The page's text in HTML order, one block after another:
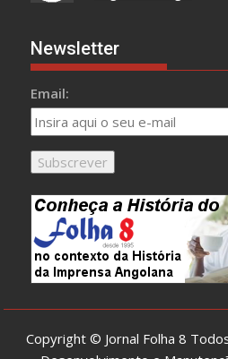
Newsletter
Email:
Copyright © Jornal Folha 8